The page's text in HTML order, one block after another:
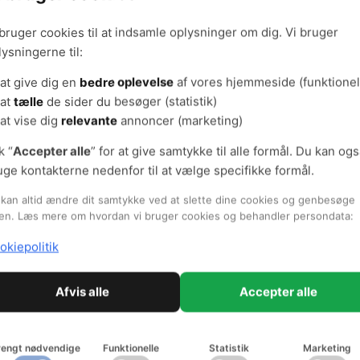
også ses på den anden klimamåler. Hver gang
- grafen falder nemlig lynhurtigt fra rød til grøn.
Kommune målretter indsatsen
ikke kun forskere, der er motiveret for at ændre adfærd, hvis
Kommune har man investeret i en række
temperatur, CO2 niveau og støj. Oplysningen sendes
og visualiseres med grafer.
er meget overrasket over, hvor effektivt et værktøj, det er, siger
det først og fremmest til at dokumentere forholdene og
klager over indeklimaet på en af kommunens
har en måler på mit eget kontor, hvor der ikke er ventilation.
cookies til at indsamle oplysninger om dig. Vi bruger
til:
at give dig en bedre oplevelse af vores hjemmeside
at tælle de sider du besøger (statistik)
at vise dig relevante annoncer (marketing)
“Accepter alle” for at give samtykke til alle formål. Du kan
kontakterne nedenfor til at vælge specifikke formål.
kan altid ændre dit samtykke ved at slette dine cookies og genbesøge
Læs mere om hvordan vi bruger cookies og behandler persondata:
Afvis alle Accepter alle
nødvendige Funktionelle Statistik Marketing